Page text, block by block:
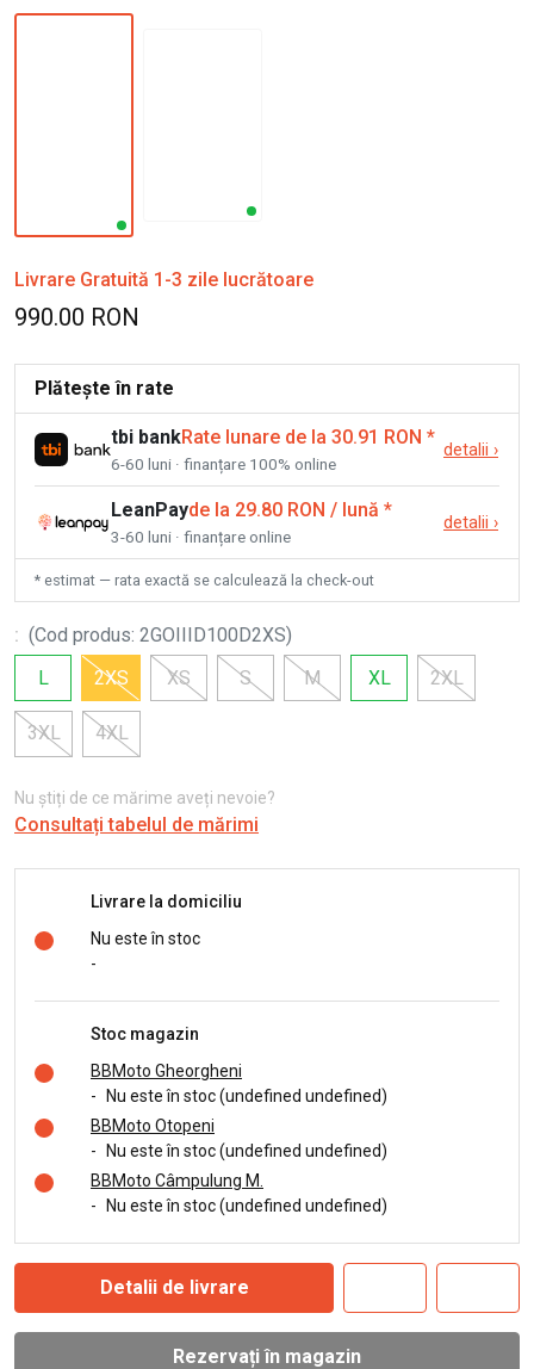
Livrare Gratuită 1-3 zile lucrătoare
990.00 RON
Plătește în rate
tbi bankRate lunare de la 30.91 RON *
6-60 luni · finanțare 100% online
detalii ›
LeanPayde la 29.80 RON / lună *
3-60 luni · finanțare online
detalii ›
* estimat — rata exactă se calculează la check-out
: (Cod produs: 2GOIIID100D2XS)
L
2XS XS S M XL 2XL
3XL 4XL
Nu știți de ce mărime aveți nevoie?
Consultați tabelul de mărimi
Livrare la domiciliu
Nu este în stoc
-
Stoc magazin
BBMoto Gheorgheni
-
Nu este în stoc (undefined undefined)
BBMoto Otopeni
-
Nu este în stoc (undefined undefined)
BBMoto Câmpulung M.
-
Nu este în stoc (undefined undefined)
Detalii de livrare
Rezervați în magazin